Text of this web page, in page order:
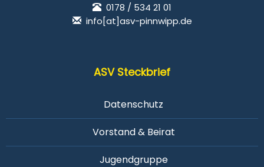
0178 / 534 21 01
info[at]asv-pinnwipp.de
ASV Steckbrief
Datenschutz
Vorstand & Beirat
Jugendgruppe